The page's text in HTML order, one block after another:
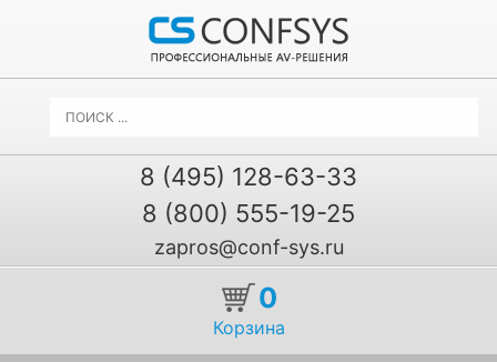
8 (495) 128-63-33
8 (800) 555-19-25
zapros@conf-sys.ru
0
Корзина